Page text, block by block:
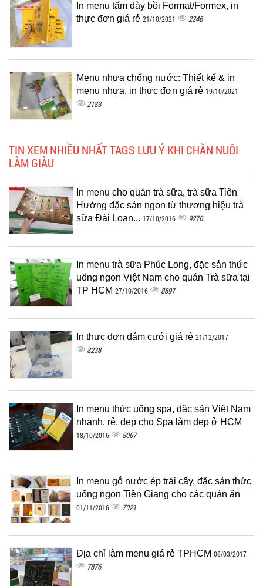
In menu tấm dày bồi Format/Formex, in
thực đơn giá rẻ 21/10/2021 2246
Menu nhựa chống nước: Thiết kế & in
menu nhựa, in thực đơn giá rẻ 19/10/2021
2183
TIN XEM NHIỀU NHẤT TAGS LƯU Ý KHI CHĂN NUÔI
LÀM GIÀU
In menu cho quán trà sữa, trà sữa Tiên
Hưởng đặc sản ngon từ thương hiệu trà
sữa Đài Loan... 17/10/2016 9270
In menu trà sữa Phúc Long, đặc sản thức
uống ngon Việt Nam cho quán Trà sữa tại
TP HCM 27/10/2016 8897
In thực đơn đám cưới giá rẻ 21/12/2017
8238
In menu thức uống spa, đặc sản Việt Nam
nhanh, rẻ, đẹp cho Spa làm đẹp ở HCM
18/10/2016 8067
In menu gỗ nước ép trái cây, đặc sản thức
uống ngon Tiền Giang cho các quán ăn
01/11/2016 7921
Địa chỉ làm menu giá rẻ TPHCM 08/03/2017
7876